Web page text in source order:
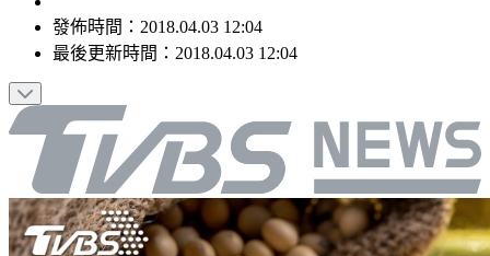
發佈時間： 2018.04.03 12:04
最後更新時間： 2018.04.03 12:04